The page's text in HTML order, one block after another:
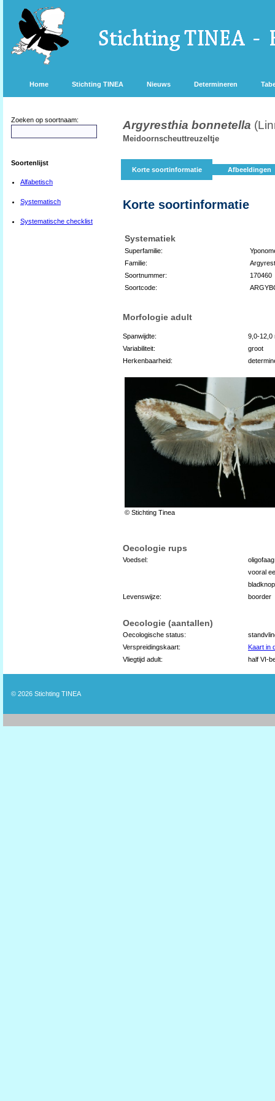
Home Stichting TINEA Nieuws Determineren
Zoeken op soortnaam:
Soortenlijst
Alfabetisch
Systematisch
Systematische checklist
Argyresthia bonnetella
Meidoornscheuttreuzeltje
Korte soortinformatie Afbeeldingen
Korte soortinformatie
Systematiek
Superfamilie:
Familie:
Soortnummer:
170460
Soortcode:
Morfologie adult
Spanwijdte:
9,0-12,0
Variabiliteit:
groot
Herkenbaarheid:
© Stichting Tinea
Oecologie rups
Voedsel:
vooral
Levenswijze:
boorder
Oecologie (aantallen)
Oecologische status:
Verspreidingskaart:
Kaart in
Vliegtijd adult:
half VI-
© 2026 Stichting TINEA